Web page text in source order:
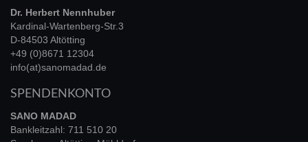
Dr. Herbert Nennhuber
Kardinal-Wartenberg-Str.3
D-84503 Altötting
+49 (0)8671 12304
info(at)sanomadad.de
SPENDENKONTO
SANO MADAD
Bankleitzahl: 711 510 20